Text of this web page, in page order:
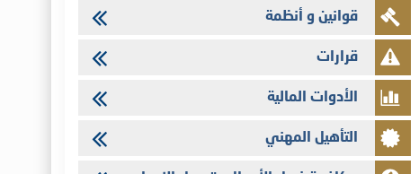
وفابايل - التحيين السنوي لملف المعلومات المتعلق ببرنامج إصدار
سندات شركات التمويل
29/07/2026
تهنئة بمناسبة عيد العرش المجيد
29/07/2026
تنشر الهيئة المغربية لسوق الرساميل العدد الرابع عشر من مجلة سوق
الرساميل
قوانين و أنظمة
قرارات
الأدوات المالية
التأهيل المهني